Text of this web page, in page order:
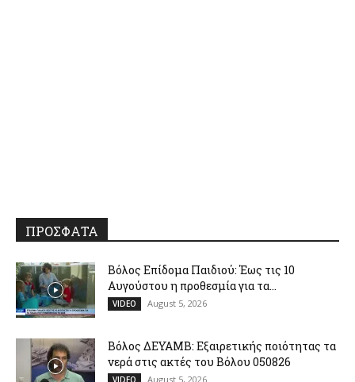
ΠΡΟΣΦΑΤΑ
Βόλος Επίδομα Παιδιού: Έως τις 10
Αυγούστου η προθεσμία για τα...
VIDEO August 5, 2026
Βόλος ΔΕΥΑΜΒ: Εξαιρετικής ποιότητας τα
νερά στις ακτές του Βόλου 050826
VIDEO August 5, 2026